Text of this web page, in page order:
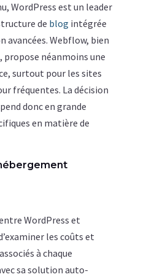
WordPress est un leader
de blog intégrée
avancées. Webflow, bien
néanmoins une
surtout pour les sites
fréquentes. La décision
donc en grande
en matière de
WordPress et
les coûts et
à chaque
sa solution auto-